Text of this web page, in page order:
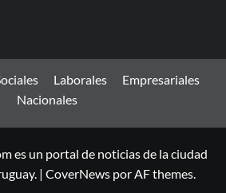
Laborales
Empresariales
Nacionales
es un portal de noticias de la ciudad
| CoverNewspor AF themes.